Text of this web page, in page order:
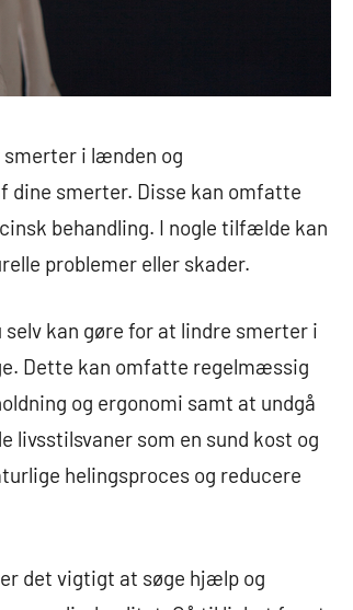
smerter i lænden og
smerter. Disse kan omfatte
behandling. I nogle tilfælde kan
problemer eller skader.
kan gøre for at lindre smerter i
Dette kan omfatte regelmæssig
og ergonomi samt at undgå
livsstilsvaner som en sund kost og
helingsproces og reducere
det vigtigt at søge hjælp og